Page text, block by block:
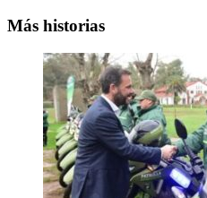
Más historias